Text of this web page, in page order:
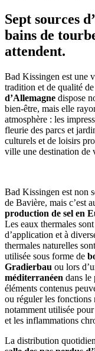
Sept sources
bains de
attendent.
Bad Kissingen est une
tradition et de qualité
d’Allemagne dispose
bien-être, mais elle
atmosphère : les
fleurie des parcs et
culturels et de loisirs
ville une destination de
Bad Kissingen est non
de Bavière, mais c’est
production de sel en
Les eaux thermales
d’application et à
thermales naturelles
utilisée sous forme de
Gradierbau ou lors
méditerranéen dans
éléments contenus
ou réguler les fonctions
notamment utilisée
et les inflammations
La distribution